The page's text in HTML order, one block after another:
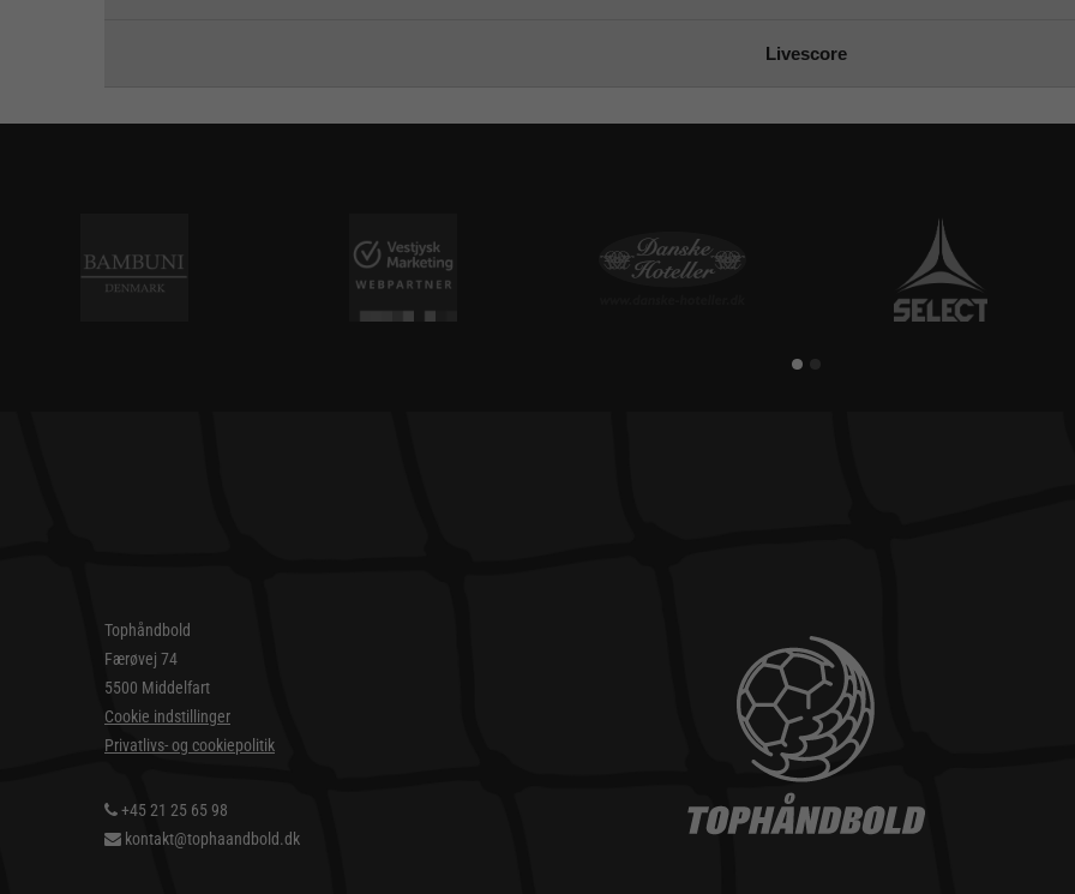
Livescore
Tophåndbold
Færøvej 74
5500 Middelfart
Cookie indstillinger
Privatlivs- og cookiepolitik
+45 21 25 65 98
kontakt@tophaandbold.dk